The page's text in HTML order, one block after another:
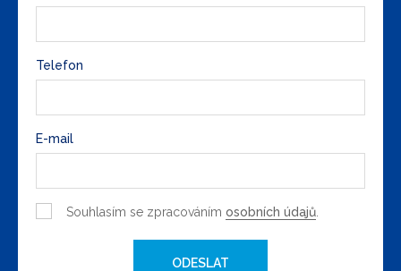
Telefon
E-mail
Souhlasím se zpracováním osobních údajů
ODESLAT